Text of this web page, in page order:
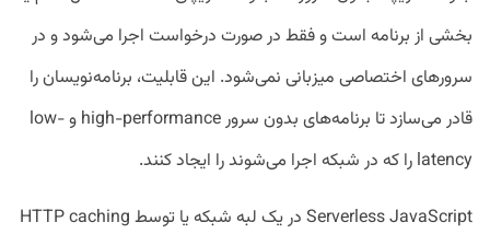
بخشی از برنامه است و فقط در صورت درخواست اجرا می‌شود و در
سرورهای اختصاصی میزبانی نمی‌شود. این قابلیت، برنامه‌نویسان را
قادر می‌سازد تا برنامه‌های بدون سرور high-performance و low-
latency را که در شبکه اجرا می‌شوند را ایجاد کنند.
Serverless JavaScript در یک لبه شبکه یا توسط HTTP caching